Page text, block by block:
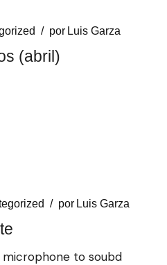
por Luis Garza
(abril)
por Luis Garza
to soubd